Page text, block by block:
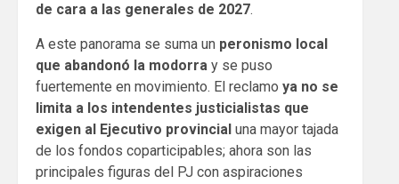
de cara a las generales de 2027.
A este panorama se suma un peronismo local
que abandonó la modorra y se puso
fuertemente en movimiento. El reclamo ya no se
limita a los intendentes justicialistas que
exigen al Ejecutivo provincial una mayor tajada
de los fondos coparticipables; ahora son las
principales figuras del PJ con aspiraciones